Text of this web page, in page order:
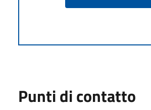
Punti di contatto